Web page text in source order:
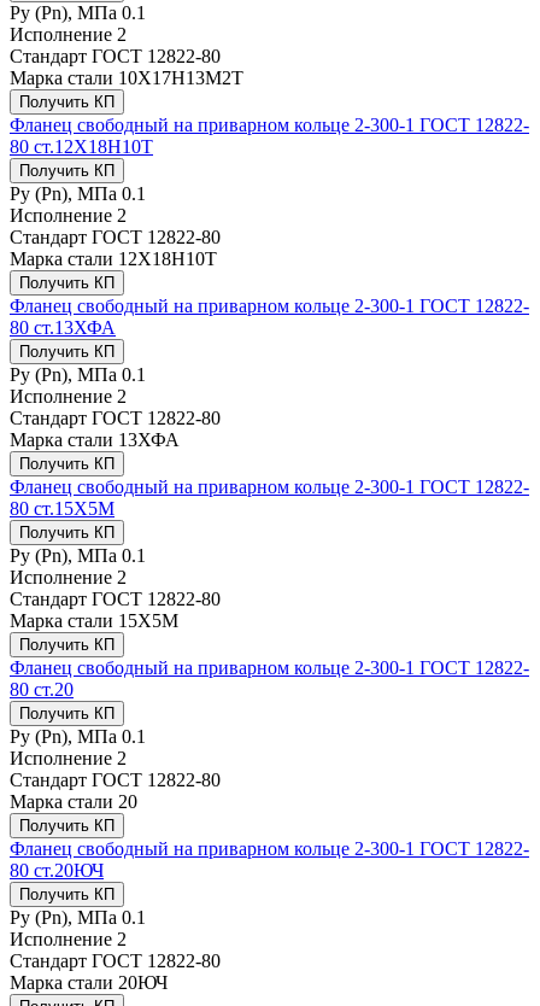
Ру (Рn), МПа 0.1
Исполнение 2
Стандарт ГОСТ 12822-80
Марка стали 10Х17Н13М2Т
Получить КП
Фланец свободный на приварном кольце 2-300-1 ГОСТ 12822-
80 ст.12Х18Н10Т
Получить КП
Ру (Рn), МПа 0.1
Исполнение 2
Стандарт ГОСТ 12822-80
Марка стали 12Х18Н10Т
Получить КП
Фланец свободный на приварном кольце 2-300-1 ГОСТ 12822-
80 ст.13ХФА
Получить КП
Ру (Рn), МПа 0.1
Исполнение 2
Стандарт ГОСТ 12822-80
Марка стали 13ХФА
Получить КП
Фланец свободный на приварном кольце 2-300-1 ГОСТ 12822-
80 ст.15Х5М
Получить КП
Ру (Рn), МПа 0.1
Исполнение 2
Стандарт ГОСТ 12822-80
Марка стали 15Х5М
Получить КП
Фланец свободный на приварном кольце 2-300-1 ГОСТ 12822-
80 ст.20
Получить КП
Ру (Рn), МПа 0.1
Исполнение 2
Стандарт ГОСТ 12822-80
Марка стали 20
Получить КП
Фланец свободный на приварном кольце 2-300-1 ГОСТ 12822-
80 ст.20ЮЧ
Получить КП
Ру (Рn), МПа 0.1
Исполнение 2
Стандарт ГОСТ 12822-80
Марка стали 20ЮЧ